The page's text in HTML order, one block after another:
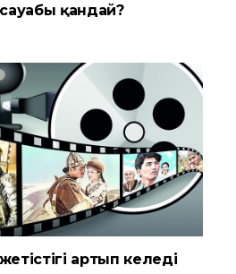
қандай?
артып келеді